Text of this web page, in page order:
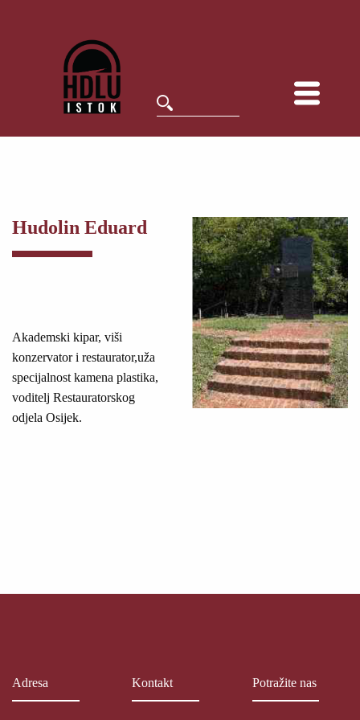
Hudolin Eduard
Akademski kipar, viši
konzervator i restaurator,uža
specijalnost kamena plastika,
voditelj Restauratorskog
odjela Osijek.
Adresa Kontakt Potražite nas